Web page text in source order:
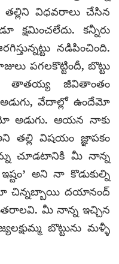
విధవరాలు చేసిన
కన్నీరు
నడిపించింది.
పగలకొట్టిందీ, బొట్టు
తాతయ్య జీవితాంతం
వేదాల్లో ఉందేమో
అడుగు. ఆయన నాకు
తల్లి విషయం జ్ఞాపకం
చూడటానికి మీ నాన్న
అని నా కొడుకుల్ని
చిన్నబ్బాయి దయానంద్‌
మీ నాన్న ఇచ్చిన
బొట్టును మళ్ళీ